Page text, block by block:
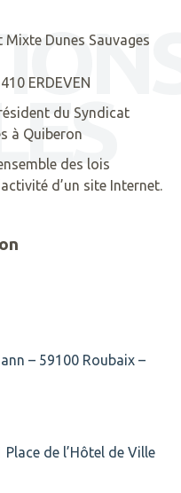
Dunes Sauvages
ERDEVEN
du Syndicat
à Quiberon
des lois
d’un site Internet.
– 59100 Roubaix –
de l’Hôtel de Ville